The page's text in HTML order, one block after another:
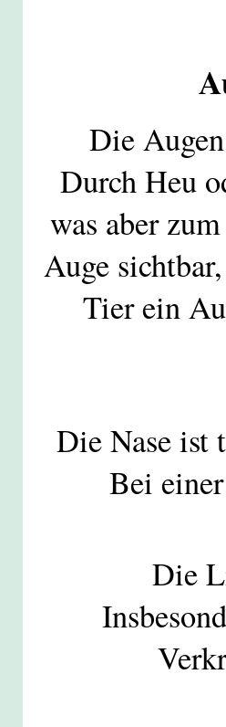
Die
Durch Heu
was aber
Auge
Tier ein
Die Nase ist
Bei
Die